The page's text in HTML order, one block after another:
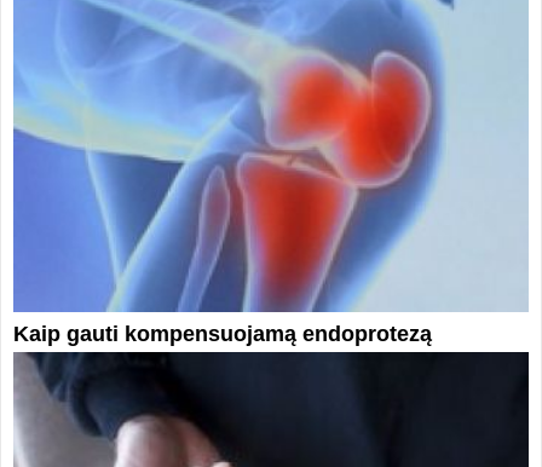
Kaip gauti kompensuojamą endoprotezą